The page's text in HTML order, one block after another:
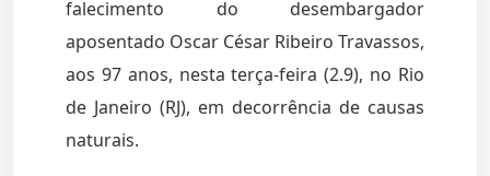
falecimento do desembargador
aposentado Oscar César Ribeiro Travassos,
aos 97 anos, nesta terça-feira (2.9), no Rio
de Janeiro (RJ), em decorrência de causas
naturais.